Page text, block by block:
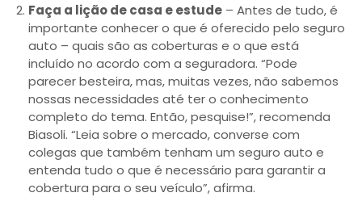
Faça a lição de casa e estude – Antes de tudo, é
importante conhecer o que é oferecido pelo seguro
auto – quais são as coberturas e o que está
incluído no acordo com a seguradora. “Pode
parecer besteira, mas, muitas vezes, não sabemos
nossas necessidades até ter o conhecimento
completo do tema. Então, pesquise!”, recomenda
Biasoli. “Leia sobre o mercado, converse com
colegas que também tenham um seguro auto e
entenda tudo o que é necessário para garantir a
cobertura para o seu veículo”, afirma.